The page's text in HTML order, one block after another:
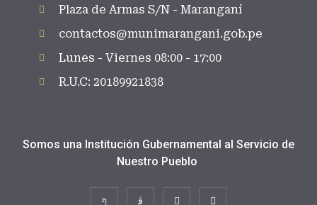
Plaza de Armas S/N - Maranganí
contactos@munimarangani.gob.pe
Lunes - Viernes 08:00 - 17:00
R.U.C: 20189921838
Somos una Institución Gubernamental al Servicio de
Nuestro Pueblo